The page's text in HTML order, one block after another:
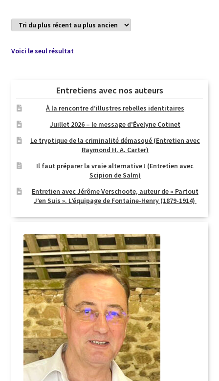
Voici le seul résultat
Entretiens avec nos auteurs
À la rencontre d’illustres rebelles identitaires
Juillet 2026 – le message d’Évelyne Cotinet
Le tryptique de la criminalité démasqué (Entretien avec
Raymond H. A. Carter)
Il faut préparer la vraie alternative ! (Entretien avec
Scipion de Salm)
Entretien avec Jérôme Verschoote, auteur de « Partout
J’en Suis ». L’équipage de Fontaine-Henry (1879-1914)